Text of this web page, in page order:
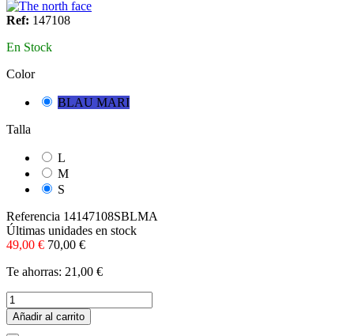
Ref: 147108
En Stock
Color
BLAU MARI
Talla
L
M
S
Referencia 14147108SBLMA
Últimas unidades en stock
49,00 € 70,00 €
Te ahorras: 21,00 €
Añadir al carrito